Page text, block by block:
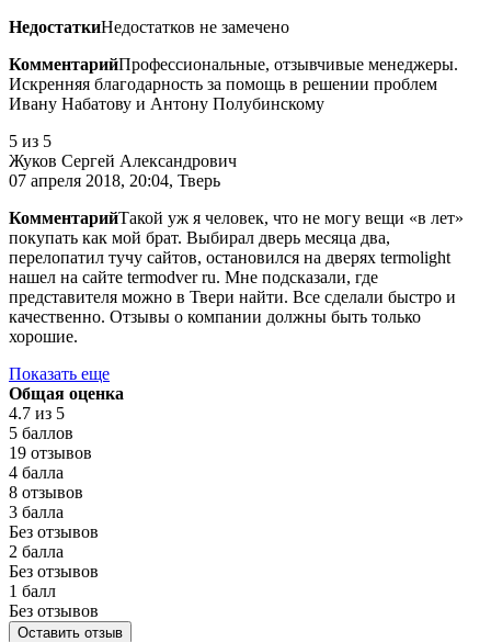
НедостаткиНедостатков не замечено
КомментарийПрофессиональные, отзывчивые менеджеры.
Искренняя благодарность за помощь в решении проблем
Ивану Набатову и Антону Полубинскому
5 из 5
Жуков Сергей Александрович
07 апреля 2018, 20:04, Тверь
КомментарийТакой уж я человек, что не могу вещи «в лет»
покупать как мой брат. Выбирал дверь месяца два,
перелопатил тучу сайтов, остановился на дверях termolight
нашел на сайте termodver ru. Мне подсказали, где
представителя можно в Твери найти. Все сделали быстро и
качественно. Отзывы о компании должны быть только
хорошие.
Показать еще
Общая оценка
4.7 из 5
5 баллов
19 отзывов
4 балла
8 отзывов
3 балла
Без отзывов
2 балла
Без отзывов
1 балл
Без отзывов
Оставить отзыв